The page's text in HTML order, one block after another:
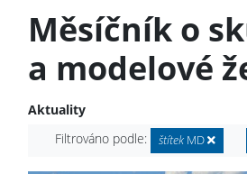
Měsíčník o
a modelové
Aktuality
Filtrováno podle:
štítekMD